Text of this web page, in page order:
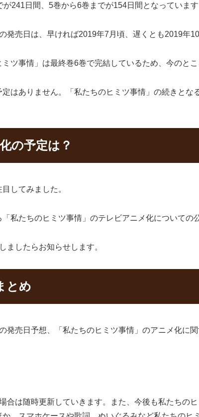
241日間、5巻から6巻までが154日間となっていま
発売日は、早ければ2019年7月頃、遅くとも2019年
ツ事情」は最終巻6巻で完結しているため、今のと
はありません。「私たちのヒミツ事情」の続きと
の予定は？
してみました。
私たちのヒミツ事情」のテレビアニメ化についての
ましたらお知らせします。
とめ
発売日予想、「私たちのヒミツ事情」のアニメ化に
合は随時更新していきます。また、今後も私たちの